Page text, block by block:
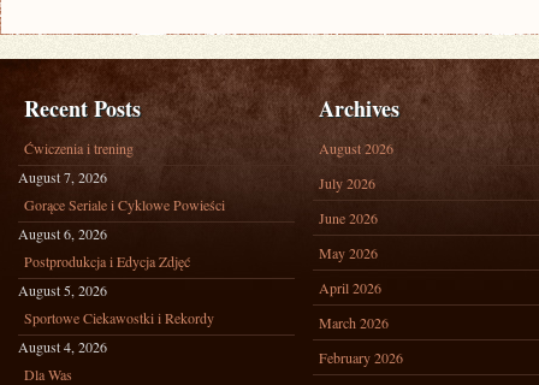
Recent Posts
Ćwiczenia i trening
August 7, 2026
Gorące Seriale i Cyklowe Powieści
August 6, 2026
Postprodukcja i Edycja Zdjęć
August 5, 2026
Sportowe Ciekawostki i Rekordy
August 4, 2026
Dla Was
Archives
August 2026
July 2026
June 2026
May 2026
April 2026
March 2026
February 2026